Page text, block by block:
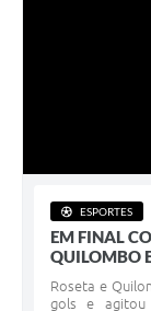
ESPORTES
EM FINAL
QUILOMBO
Roseta e
gols e agitou